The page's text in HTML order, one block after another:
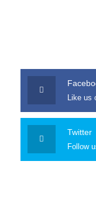
Like us
Twitter
Follow